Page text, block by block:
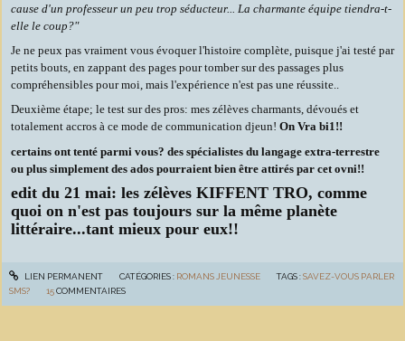
cause d'un professeur un peu trop séducteur... La charmante équipe tiendra-t-
elle le coup?"
Je ne peux pas vraiment vous évoquer l'histoire complète, puisque j'ai testé par
petits bouts, en zappant des pages pour tomber sur des passages plus
compréhensibles pour moi, mais l'expérience n'est pas une réussite..
Deuxième étape; le test sur des pros: mes zélèves charmants, dévoués et
totalement accros à ce mode de communication djeun! On Vra bi1!!
certains ont tenté parmi vous? des spécialistes du langage extra-terrestre
ou plus simplement des ados pourraient bien être attirés par cet ovni!!
edit du 21 mai: les zélèves KIFFENT TRO, comme
quoi on n'est pas toujours sur la même planète
littéraire...tant mieux pour eux!!
LIEN PERMANENT CATÉGORIES : ROMANS JEUNESSE TAGS :SAVEZ-VOUS PARLER
SMS?
15 COMMENTAIRES